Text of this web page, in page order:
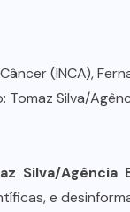
Silva/Agência
e